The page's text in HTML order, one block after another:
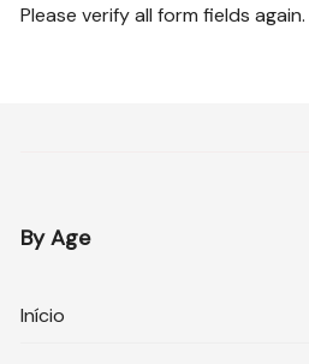
Please verify all form fields again.
By Age
Início